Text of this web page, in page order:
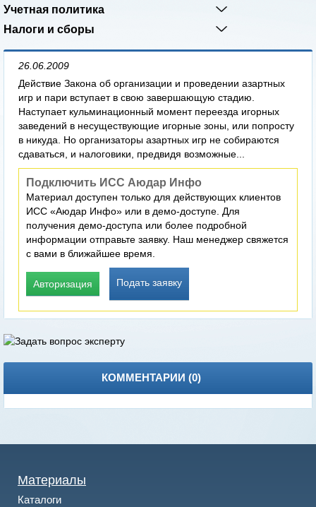
Учетная политика
Налоги и сборы
26.06.2009
Действие Закона об организации и проведении азартных
игр и пари вступает в свою завершающую стадию.
Наступает кульминационный момент переезда игорных
заведений в несуществующие игорные зоны, или попросту
в никуда. Но организаторы азартных игр не собираются
сдаваться, и налоговики, предвидя возможные...
Подключить ИСС Аюдар Инфо
Материал доступен только для действующих клиентов
ИСС «Аюдар Инфо» или в демо-доступе. Для
получения демо-доступа или более подробной
информации отправьте заявку. Наш менеджер свяжется
с вами в ближайшее время.
Авторизация Подать заявку
КОММЕНТАРИИ (0)
Материалы
Каталоги